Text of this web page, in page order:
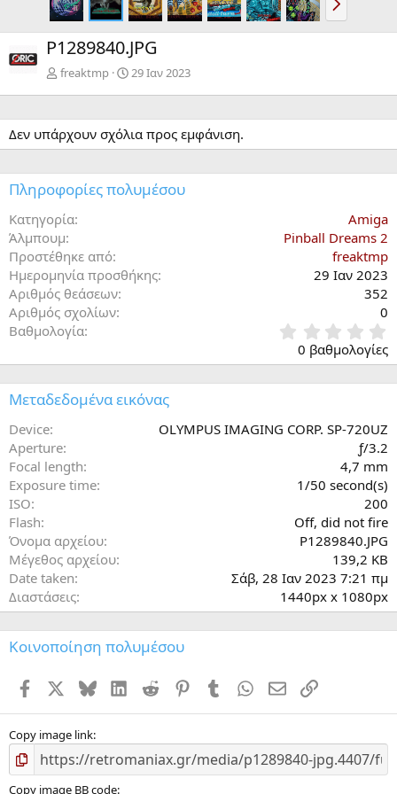
π
ό
P1289840.JPG
freaktmp 29 Ιαν 2023
Δεν υπάρχουν σχόλια προς εμφάνιση.
Πληροφορίες πολυμέσου
Κατηγορία
Amiga
Άλμπουμ
Pinball Dreams 2
Προστέθηκε από
freaktmp
Ημερομηνία προσθήκης
29 Ιαν 2023
Αριθμός θεάσεων
352
Αριθμός σχολίων
0
Βαθμολογία
,
0
0
)
0 βαθμολογίες
Μεταδεδομένα εικόνας
Device
OLYMPUS IMAGING CORP. SP-720UZ
Aperture
ƒ/3.2
Focal length
4,7 mm
Exposure time
1/50 second(s)
ISO
200
Flash
Off, did not fire
Όνομα αρχείου
P1289840.JPG
Μέγεθος αρχείου
139,2 KB
Date taken
Σάβ, 28 Ιαν 2023 7:21 πμ
Διαστάσεις
1440px x 1080px
Κοινοποίηση πολυμέσου
Facebook BlueskyLinkedInReddit PinterestTumblr WhatsApp
ΗΛΕΚΤΡΟΝΙΚΗ
Σύνδεσμος
Copy image link
Copy image BB code